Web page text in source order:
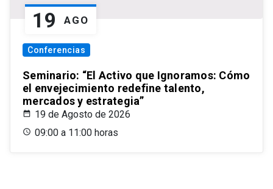
19 AGO
Conferencias
Seminario: “El Activo que Ignoramos: Cómo
el envejecimiento redefine talento,
mercados y estrategia”
19 de Agosto de 2026
09:00 a 11:00 horas